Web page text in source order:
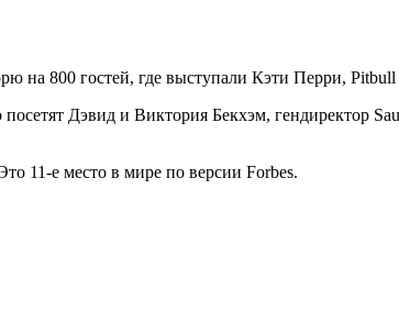
на 800 гостей, где выступали Кэти Перри,
Дэвид и Виктория Бекхэм, гендиректор
11-е место в мире по версии Forbes.